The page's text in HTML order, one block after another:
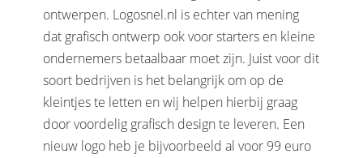
ontwerpen. Logosnel.nl is echter van mening
dat grafisch ontwerp ook voor starters en kleine
ondernemers betaalbaar moet zijn. Juist voor dit
soort bedrijven is het belangrijk om op de
kleintjes te letten en wij helpen hierbij graag
door voordelig grafisch design te leveren. Een
nieuw logo heb je bijvoorbeeld al voor 99 euro